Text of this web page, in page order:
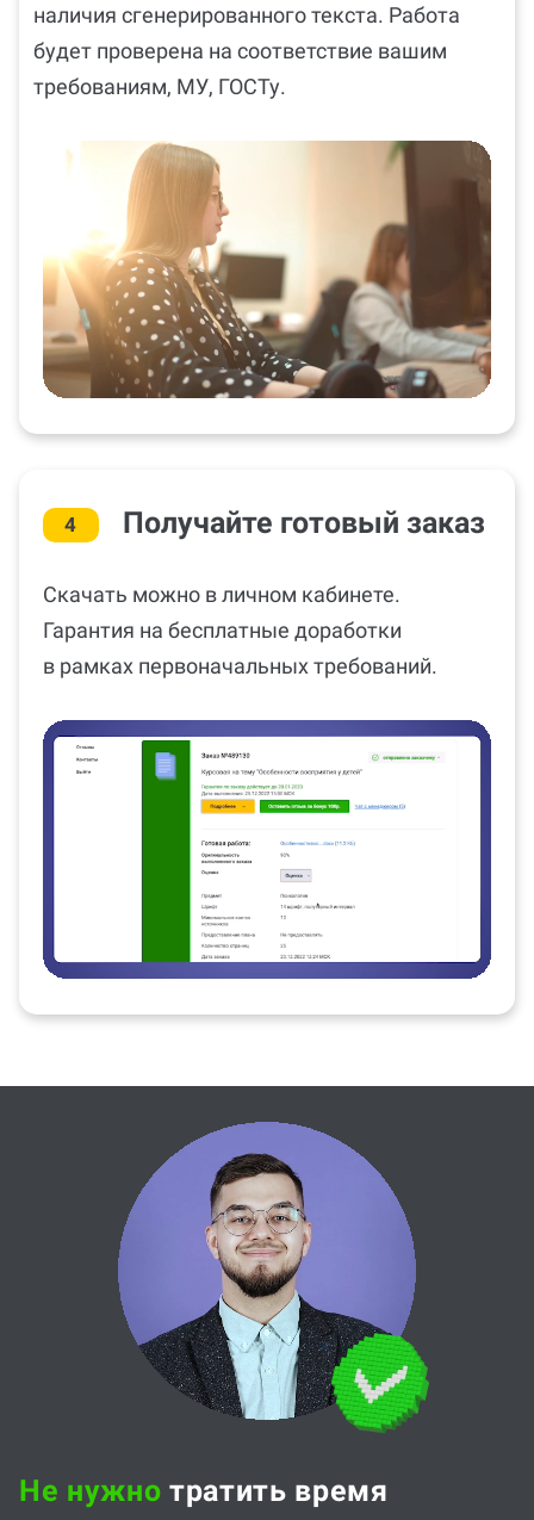
наличия сгенерированного текста. Работа
будет проверена на соответствие вашим
требованиям, МУ, ГОСТу.
4 Получайте готовый заказ
Скачать можно в личном кабинете.
Гарантия на бесплатные доработки
в рамках первоначальных требований.
Не нужно тратить время